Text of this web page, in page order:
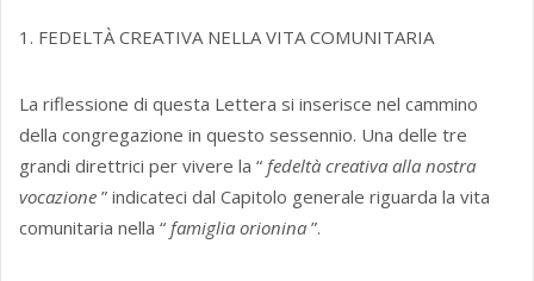
1. FEDELTÀ CREATIVA NELLA VITA COMUNITARIA
La riflessione di questa Lettera si inserisce nel cammino
della congregazione in questo sessennio. Una delle tre
grandi direttrici per vivere la “ fedeltà creativa alla nostra
vocazione ” indicateci dal Capitolo generale riguarda la vita
comunitaria nella “ famiglia orionina ”.